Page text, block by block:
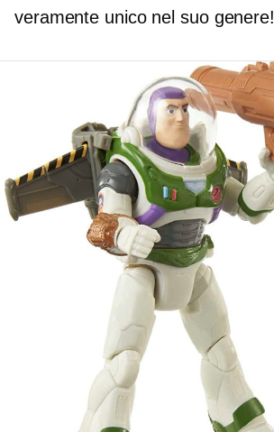
veramente unico nel suo genere!